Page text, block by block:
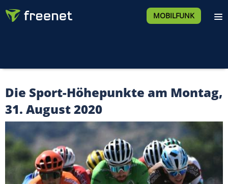
MOBILFUNK
Die Sport-Höhepunkte am Montag,
31. August 2020